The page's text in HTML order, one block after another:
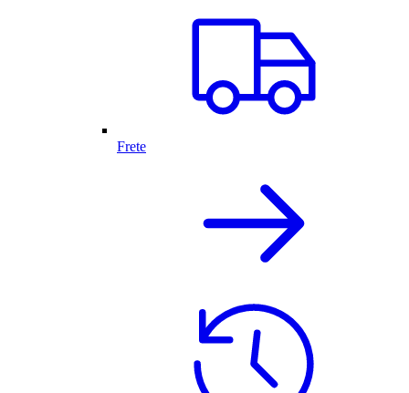
Frete